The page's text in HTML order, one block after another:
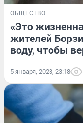
ОБЩЕСТВО
«Это
жителей
воду, чтобы
5 января, 2023, 23:18